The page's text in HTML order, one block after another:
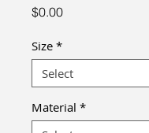
$0.00Price
Size *
Material *